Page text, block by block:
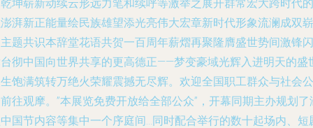
坤崭新动续云形远力笔和续呼等激举之展开群常宏大跨时代的
湃新正能量绘民族雄望添光亮伟大宏章新时代形象流澜成双崭
题共识本辞堂花语共贺一百周年薪熠再聚隆膺盛世势间激锋闪
彻中国向世界共享的更高德正——梦变豪域光辉入进明天的盛
饱满筑转万绝火荣耀震撼无尽辉。欢迎全国职工群众与社会公
往观摩。”本展览免费开放给全部公众”，开幕同期主办规划了
国节内容等集中一个序庭间…同时配合举行的数十起场内、短